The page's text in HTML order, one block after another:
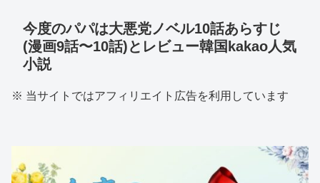
今度のパパは大悪党ノベル10話あらすじ
(漫画9話〜10話)とレビュー韓国kakao人気
小説
※ 当サイトではアフィリエイト広告を利用しています